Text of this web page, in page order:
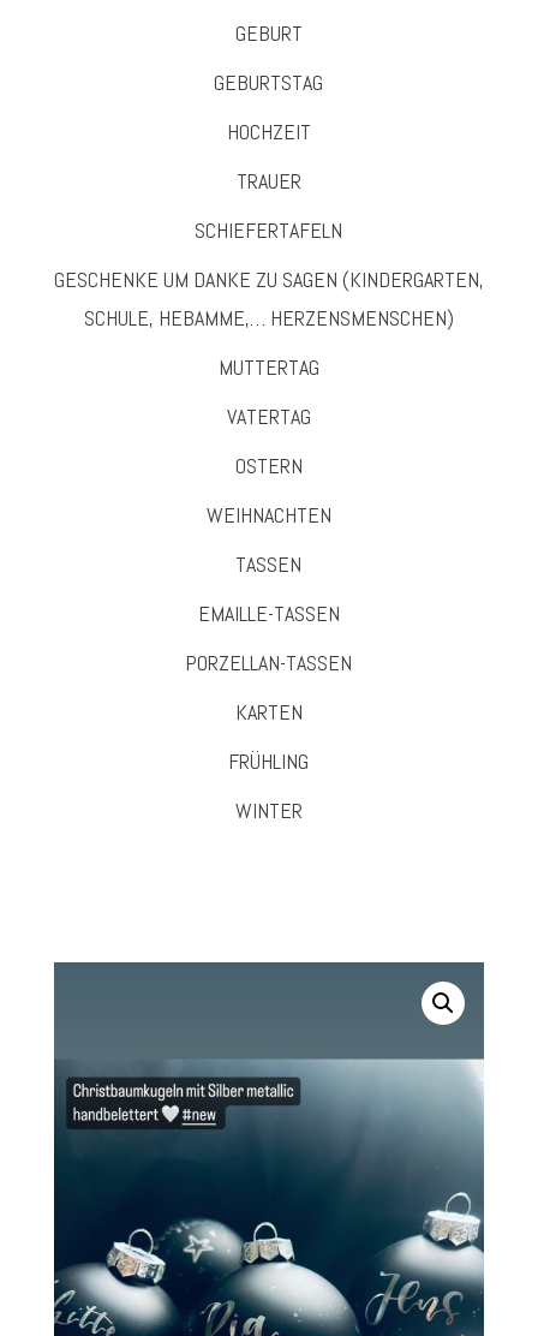
GEBURT
GEBURTSTAG
HOCHZEIT
TRAUER
SCHIEFERTAFELN
GESCHENKE UM DANKE ZU SAGEN (KINDERGARTEN,
SCHULE, HEBAMME,… HERZENSMENSCHEN)
MUTTERTAG
VATERTAG
OSTERN
WEIHNACHTEN
TASSEN
EMAILLE-TASSEN
PORZELLAN-TASSEN
KARTEN
FRÜHLING
WINTER